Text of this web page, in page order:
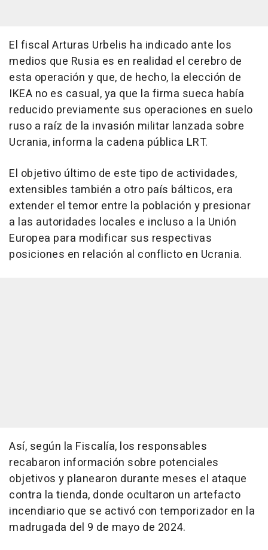
El fiscal Arturas Urbelis ha indicado ante los
medios que Rusia es en realidad el cerebro de
esta operación y que, de hecho, la elección de
IKEA no es casual, ya que la firma sueca había
reducido previamente sus operaciones en suelo
ruso a raíz de la invasión militar lanzada sobre
Ucrania, informa la cadena pública LRT.
El objetivo último de este tipo de actividades,
extensibles también a otro país bálticos, era
extender el temor entre la población y presionar
a las autoridades locales e incluso a la Unión
Europea para modificar sus respectivas
posiciones en relación al conflicto en Ucrania.
Así, según la Fiscalía, los responsables
recabaron información sobre potenciales
objetivos y planearon durante meses el ataque
contra la tienda, donde ocultaron un artefacto
incendiario que se activó con temporizador en la
madrugada del 9 de mayo de 2024.